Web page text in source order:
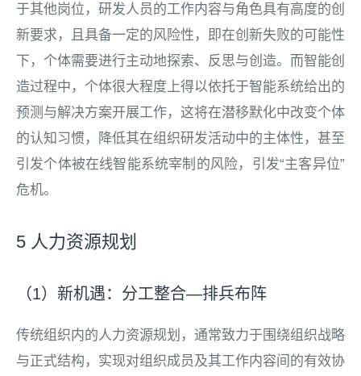
于其他岗位，研发人员的工作内容与角色具有高度的创
新要求，且具备一定的风险性，即在创新失败的可能性
下，个体需要进行主动地探索、反思与创造。而智能创
造过程中，个体很大程度上得以依托于智能系统给出的
预测与解决方案开展工作，这将在潜移默化中改变个体
的认知习惯，降低其在组织研发活动中的主体性，甚至
引发个体被在线智能系统宰制的风险，引发“主客异位”
危机。
5 人力资源规划
（1）新机遇：分工整合—排兵布阵
传统组织内的人力资源规划，通常致力于围绕组织战略
与正式结构，实现对组织成员及其工作内容间的有效协